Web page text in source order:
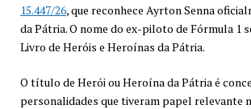
15.447/26, que reconhece Ayrton Senna
da Pátria. O nome do ex-piloto de Fórmula 1
Livro de Heróis e Heroínas da Pátria.
O título de Herói ou Heroína da Pátria é
personalidades que tiveram papel relevante